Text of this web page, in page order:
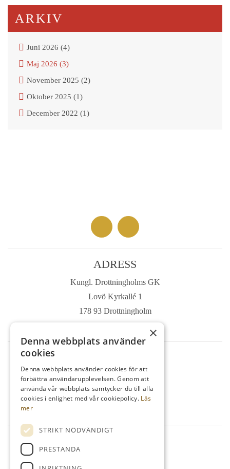
ARKIV
Juni 2026 (4)
Maj 2026 (3)
November 2025 (2)
Oktober 2025 (1)
December 2022 (1)
ADRESS
Kungl. Drottningholms GK
Lovö Kyrkallé 1
178 93 Drottningholm
Sverige
Kansli
08-759 03 11
Reception08-759 00 85
×
Denna webbplats använder
cookies
Denna webbplats använder cookies för att
förbättra användarupplevelsen. Genom att
använda vår webbplats samtycker du till alla
cookies i enlighet med vår cookiepolicy. Läs
mer
STRIKT NÖDVÄNDIGT
PRESTANDA